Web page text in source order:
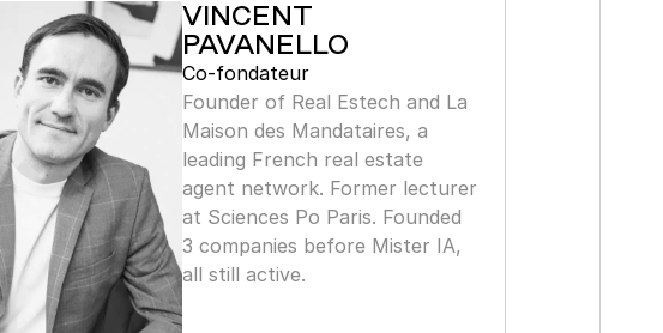
VINCENT
PAVANELLO
Co-fondateur
Founder of Real Estech and La
Maison des Mandataires, a
leading French real estate
agent network. Former lecturer
at Sciences Po Paris. Founded
3 companies before Mister IA,
all still active.